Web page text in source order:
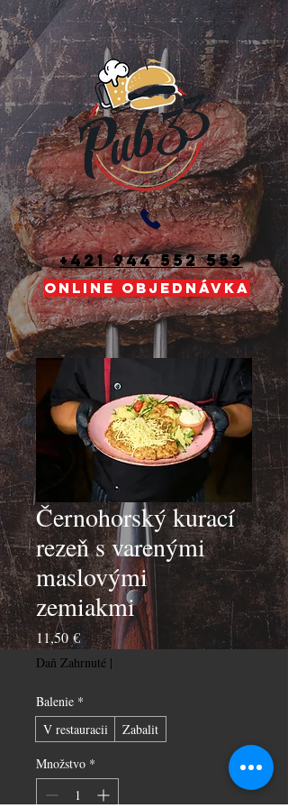
ONLINE OBJEDNÁVKA
+421 944 552 553
Černohorský kurací
rezeň s varenými
maslovými
zemiakmi
11,50 €Price
Daň Zahrnuté |
Balenie *
V restauracii
Zabalit
Množstvo *